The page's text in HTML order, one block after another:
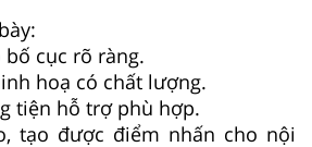
cục rõ ràng.
hoạ có chất lượng.
tiện hỗ trợ phù hợp.
tạo được điểm nhấn cho nội